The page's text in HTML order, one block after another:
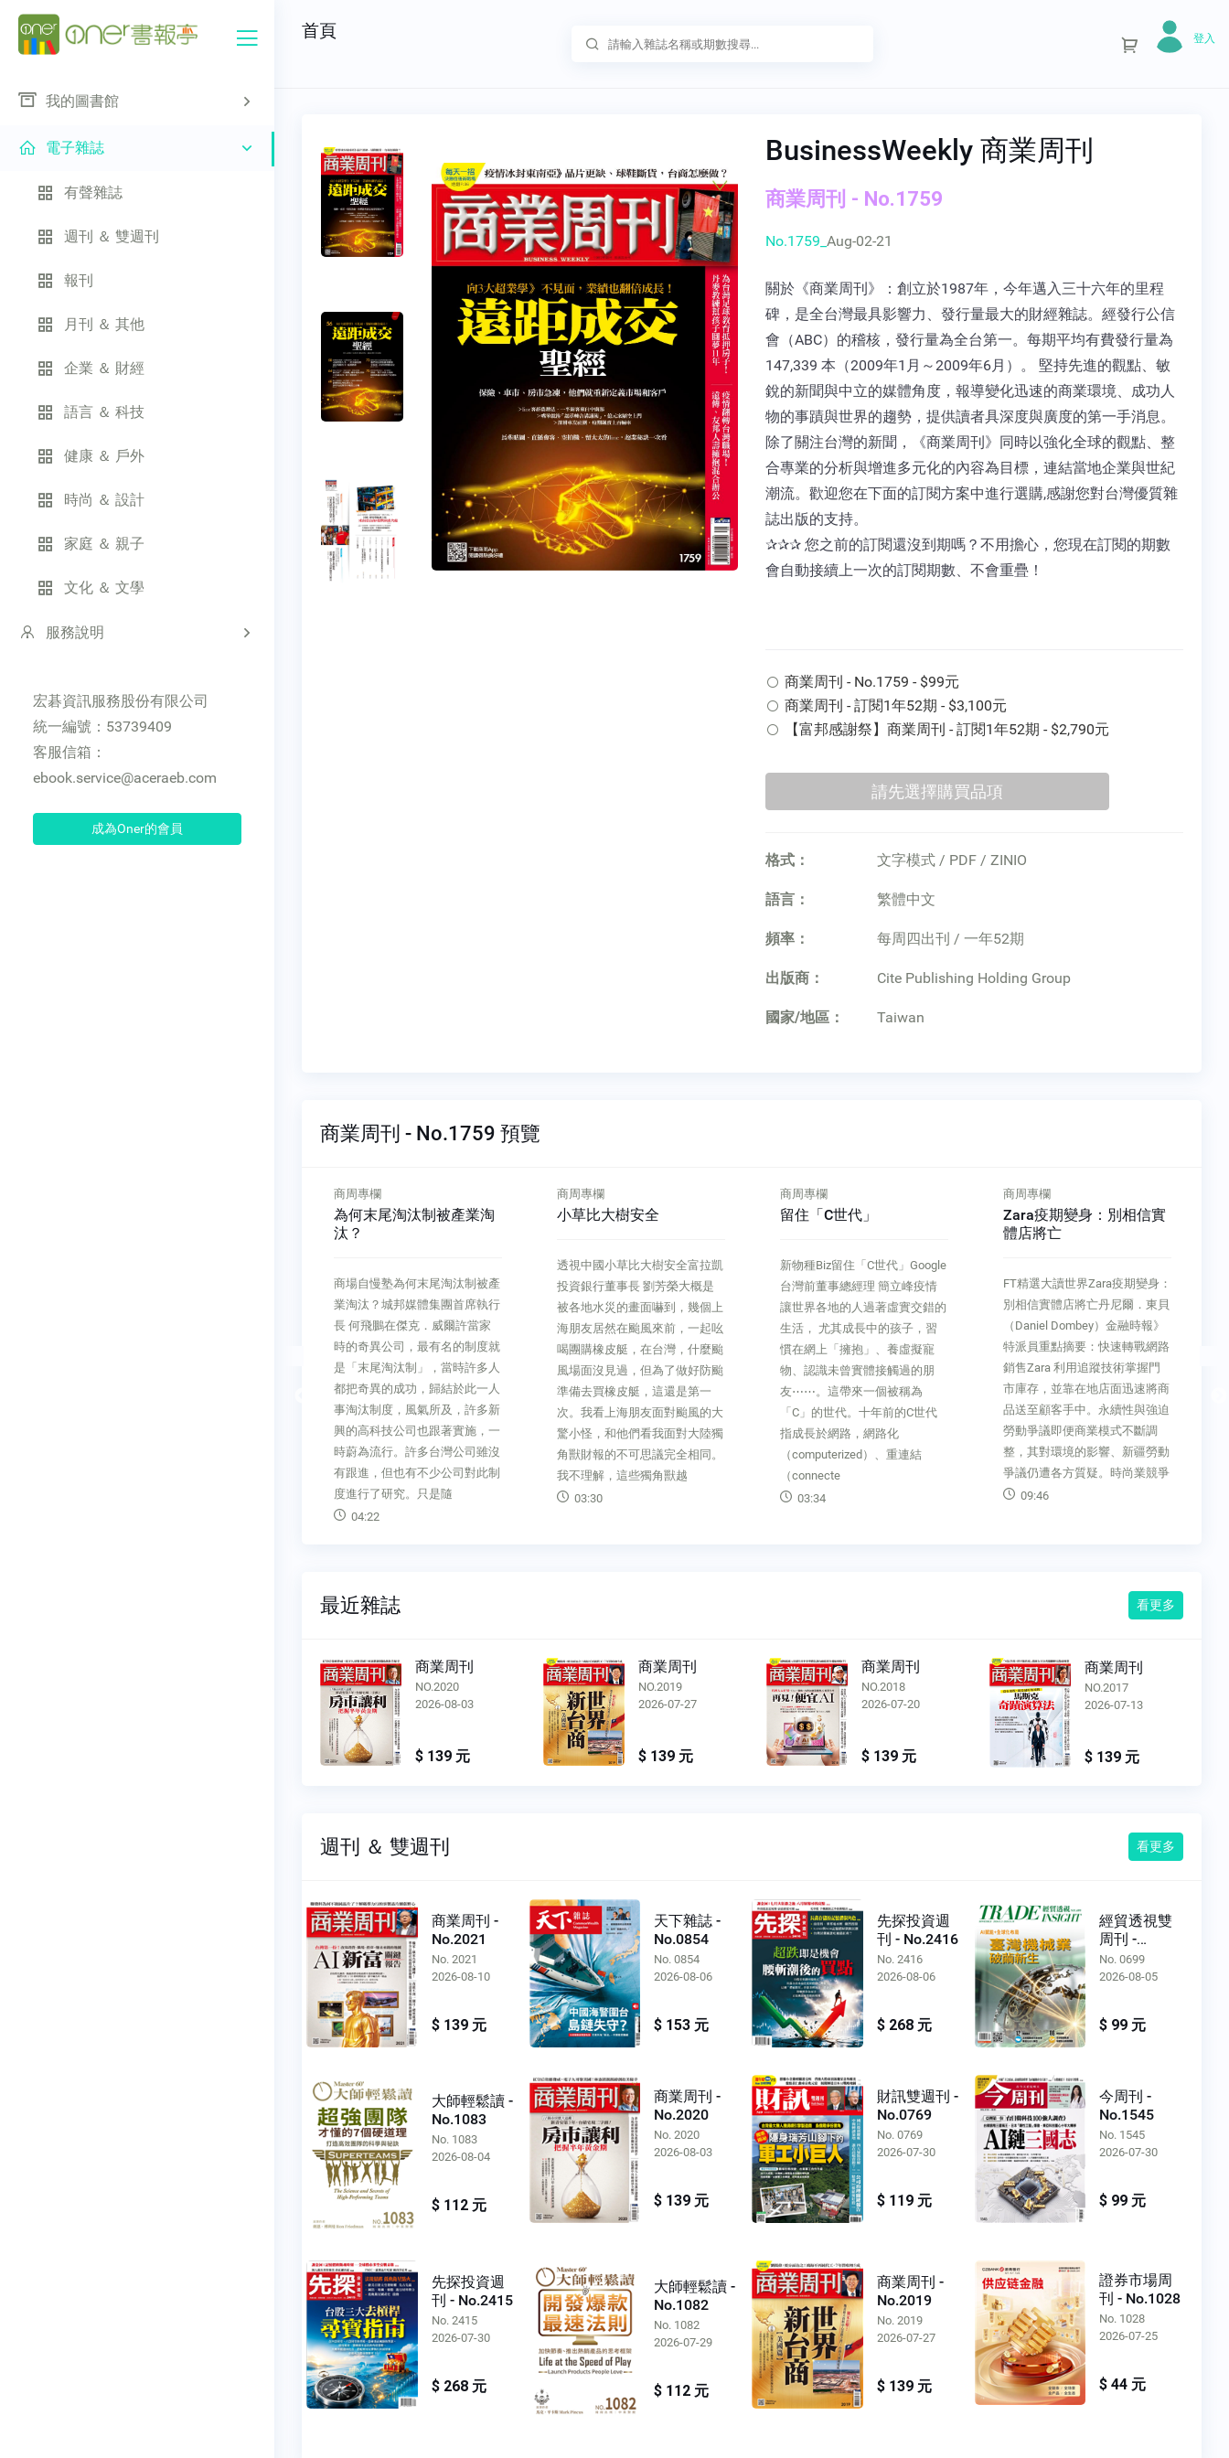
我的圖書館
電子雜誌
有聲雜誌
週刊 ＆ 雙週刊
報刊
月刊 ＆ 其他
企業 ＆ 財經
語言 ＆ 科技
健康 ＆ 戶外
時尚 ＆ 設計
家庭 ＆ 親子
文化 ＆ 文學
服務說明
宏碁資訊服務股份有限公司
統一編號：53739409
客服信箱：
ebook.service@aceraeb.com
成為Oner的會員
首頁 登入
BusinessWeekly 商業周刊
商業周刊 - No.1759
No.1759_ Aug-02-21
關於《商業周刊》：創立於1987年，今年邁入三十六年的里程
碑，是全台灣最具影響力、發行量最大的財經雜誌。經發行公信
會（ABC）的稽核，發行量為全台第一。每期平均有費發行量為
147,339 本（2009年1月～2009年6月）。 堅持先進的觀點、敏
銳的新聞與中立的媒體角度，報導變化迅速的商業環境、成功人
物的事蹟與世界的趨勢，提供讀者具深度與廣度的第一手消息。
除了關注台灣的新聞，《商業周刊》同時以強化全球的觀點、整
合專業的分析與增進多元化的內容為目標，連結當地企業與世紀
潮流。歡迎您在下面的訂閱方案中進行選購,感謝您對台灣優質雜
誌出版的支持。
✰✰✰ 您之前的訂閱還沒到期嗎？不用擔心，您現在訂閱的期數
會自動接續上一次的訂閱期數、不會重疊！
商業周刊 - No.1759 - $99元
商業周刊 - 訂閱1年52期 - $3,100元
【富邦感謝祭】商業周刊 - 訂閱1年52期 - $2,790元
格式： 文字模式 / PDF / ZINIO
語言： 繁體中文
頻率： 每周四出刊 / 一年52期
出版商： Cite Publishing Holding Group
國家/地區： Taiwan
商業周刊 - No.1759 預覽
Previous
為何末尾淘汰制被產業淘
商場自慢塾為何末尾淘汰制被產
業淘汰？城邦媒體集團首席執行
長 何飛鵬在傑克．威爾許當家
時的奇異公司，最有名的制度就
是「末尾淘汰制」，當時許多人
都把奇異的成功，歸結於此一人
事淘汰制度，風氣所及，許多新
興的高科技公司也跟著實施，一
時蔚為流行。許多台灣公司雖沒
有跟進，但也有不少公司對此制
度進行了研究。只是隨
小草比大樹安全
透視中國小草比大樹安全富拉凱
投資銀行董事長 劉芳榮大概是
被各地水災的畫面嚇到，幾個上
海朋友居然在颱風來前，一起吆
喝團購橡皮艇，在台灣，什麼颱
風場面沒見過，但為了做好防颱
準備去買橡皮艇，這還是第一
次。我看上海朋友面對颱風的大
驚小怪，和他們看我面對大陸獨
角獸財報的不可思議完全相同。
我不理解，這些獨角獸越
留住「C世代」
新物種Biz留住「C世代」Google
台灣前董事總經理 簡立峰疫情
讓世界各地的人過著虛實交錯的
生活， 尤其成長中的孩子，習
慣在網上「擁抱」、養虛擬寵
物、認識未曾實體接觸過的朋
友⋯⋯。這帶來一個被稱為
「C」的世代。十年前的C世代
指成長於網路，網路化
（computerized）、重連結
（connecte
Zara疫期變身：別相信實
體店將亡
FT精選大讀世界Zara疫期變身：
別相信實體店將亡丹尼爾．東貝
（Daniel Dombey）金融時報》
特派員重點摘要：快速轉戰網路
銷售Zara 利用追蹤技術掌握門
市庫存，並靠在地店面迅速將商
品送至顧客手中。永續性與強迫
勞動爭議即便商業模式不斷調
整，其對環境的影響、新疆勞動
爭議仍遭各方質疑。時尚業競爭
最近雜誌 看更多
商業周刊
2026-07-27
$ 139 元
商業周刊
2026-07-20
$ 139 元
商業周刊
2026-07-13
$ 139 元
商業周刊
2026-07-06
$ 139 元
週刊 ＆ 雙週刊 看更多
商業周刊 -
No.2021
No. 2021
2026-08-10
$ 139 元
天下雜誌 -
No.0854
No. 0854
2026-08-06
$ 153 元
先探投資週
刊 - No.2416
No. 2416
2026-08-06
$ 268 元
經貿透視雙
周刊 -
No.0699
No. 0699
2026-08-05
$ 99 元
大師輕鬆讀 -
No.1083
No. 1083
2026-08-04
$ 112 元
商業周刊 -
No.2020
No. 2020
2026-08-03
$ 139 元
財訊雙週刊 -
No.0769
No. 0769
2026-07-30
$ 119 元
今周刊 -
No.1545
No. 1545
2026-07-30
$ 99 元
先探投資週
刊 - No.2415
No. 2415
2026-07-30
$ 268 元
大師輕鬆讀 -
No.1082
No. 1082
2026-07-29
$ 112 元
商業周刊 -
No.2019
No. 2019
2026-07-27
$ 139 元
證券市場周
刊 - No.1028
No. 1028
2026-07-25
$ 44 元